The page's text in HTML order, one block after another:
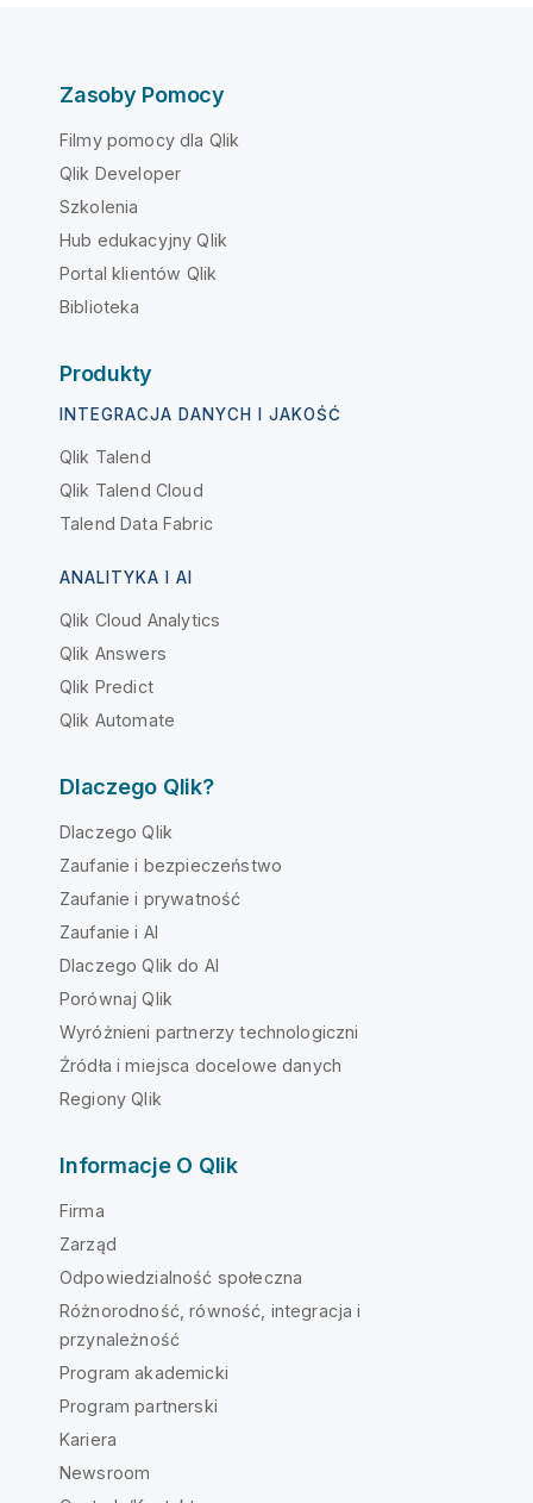
Zasoby Pomocy
Filmy pomocy dla Qlik
Qlik Developer
Szkolenia
Hub edukacyjny Qlik
Portal klientów Qlik
Biblioteka
Produkty
INTEGRACJA DANYCH I JAKOŚĆ
Qlik Talend
Qlik Talend Cloud
Talend Data Fabric
ANALITYKA I AI
Qlik Cloud Analytics
Qlik Answers
Qlik Predict
Qlik Automate
Dlaczego Qlik?
Dlaczego Qlik
Zaufanie i bezpieczeństwo
Zaufanie i prywatność
Zaufanie i AI
Dlaczego Qlik do AI
Porównaj Qlik
Wyróżnieni partnerzy technologiczni
Źródła i miejsca docelowe danych
Regiony Qlik
Informacje O Qlik
Firma
Zarząd
Odpowiedzialność społeczna
Różnorodność, równość, integracja i
przynależność
Program akademicki
Program partnerski
Kariera
Newsroom